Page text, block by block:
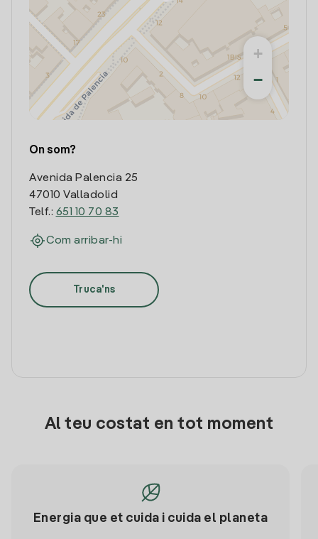
+
−
On som?
Avenida Palencia 25
47010 Valladolid
Telf.: 651 10 70 83
Com arribar-hi
Truca'ns
Al teu costat en tot moment
Energia que et cuida i cuida el planeta